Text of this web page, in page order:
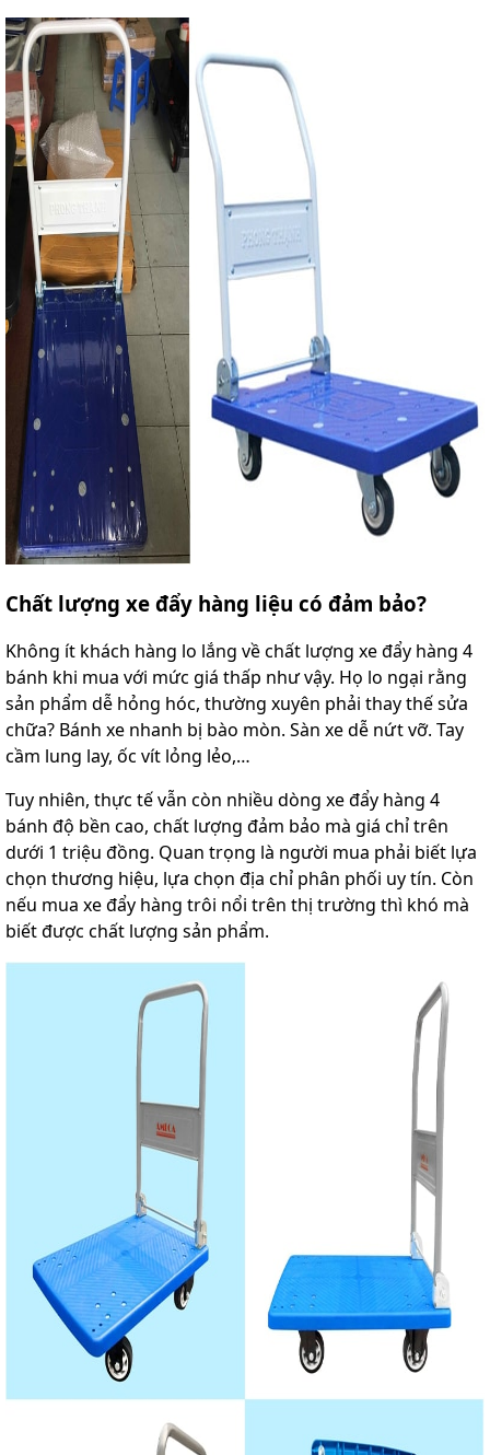
Chất lượng xe đẩy hàng liệu có đảm bảo?
Không ít khách hàng lo lắng về chất lượng xe đẩy hàng 4
bánh khi mua với mức giá thấp như vậy. Họ lo ngại rằng
sản phẩm dễ hỏng hóc, thường xuyên phải thay thế sửa
chữa? Bánh xe nhanh bị bào mòn. Sàn xe dễ nứt vỡ. Tay
cầm lung lay, ốc vít lỏng lẻo,…
Tuy nhiên, thực tế vẫn còn nhiều dòng xe đẩy hàng 4
bánh độ bền cao, chất lượng đảm bảo mà giá chỉ trên
dưới 1 triệu đồng. Quan trọng là người mua phải biết lựa
chọn thương hiệu, lựa chọn địa chỉ phân phối uy tín. Còn
nếu mua xe đẩy hàng trôi nổi trên thị trường thì khó mà
biết được chất lượng sản phẩm.